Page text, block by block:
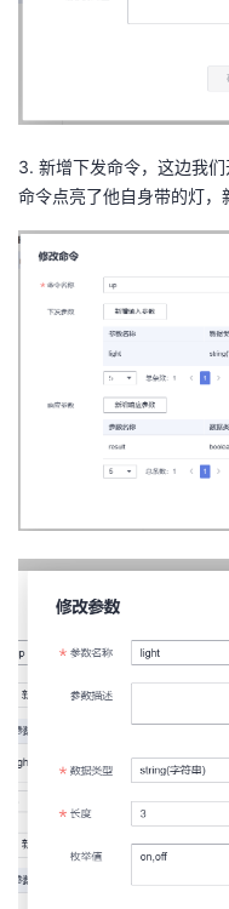
3. 新增下发命令，这边我
命令点亮了他自身带的灯